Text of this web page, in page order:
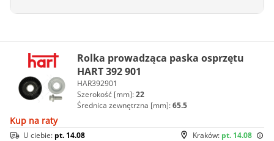
Rolka prowadząca paska osprzętu
HART 392 901
HAR392901
Szerokość [mm]:22
Średnica zewnętrzna [mm]:65.5
Kup na raty
Kraków: pt. 14.08
U ciebie: pt. 14.08